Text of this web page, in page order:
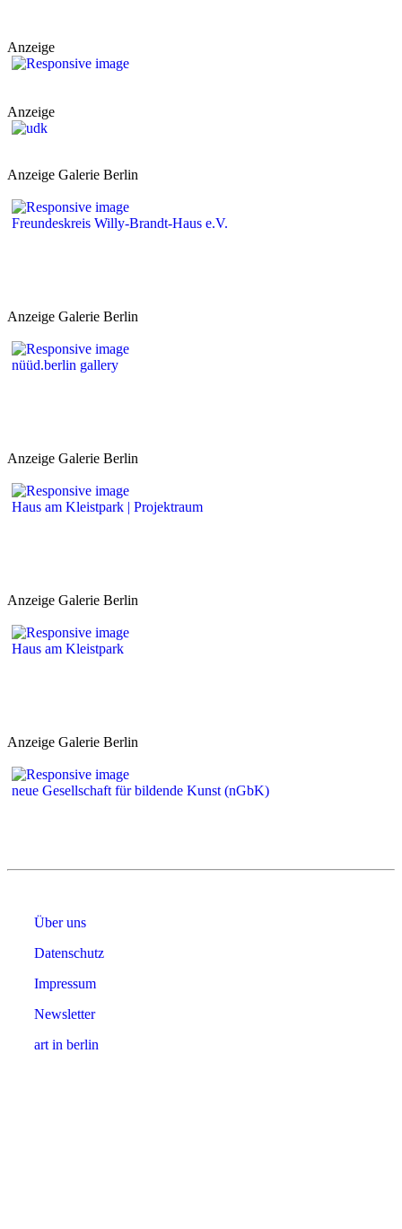
Anzeige
Anzeige
Anzeige Galerie Berlin
Freundeskreis Willy-Brandt-Haus e.V.
Anzeige Galerie Berlin
nüüd.berlin gallery
Anzeige Galerie Berlin
Haus am Kleistpark | Projektraum
Anzeige Galerie Berlin
Haus am Kleistpark
Anzeige Galerie Berlin
neue Gesellschaft für bildende Kunst (nGbK)
Über uns
Datenschutz
Impressum
Newsletter
art in berlin